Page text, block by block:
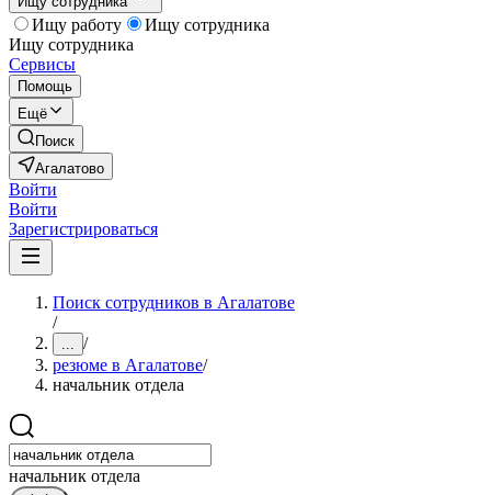
Ищу работу
Ищу сотрудника
Ищу сотрудника
Сервисы
Помощь
Ещё
Поиск
Агалатово
Войти
Войти
Зарегистрироваться
Поиск сотрудников в Агалатове
/
... /
резюме в Агалатове/
начальник отдела
начальник отдела